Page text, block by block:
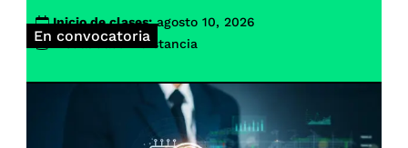
En convocatoria
Inicio de clases: agosto 10, 2026
Modalidad: A distancia